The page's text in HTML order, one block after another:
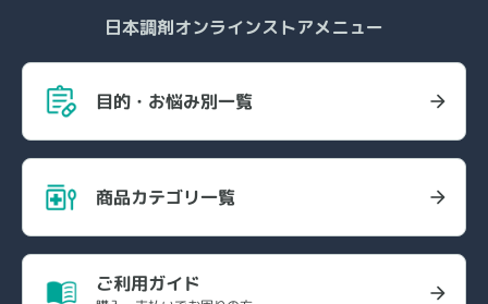
日本調剤オンラインストアメニュー
目的・お悩み別一覧
商品カテゴリ一覧
ご利用ガイド